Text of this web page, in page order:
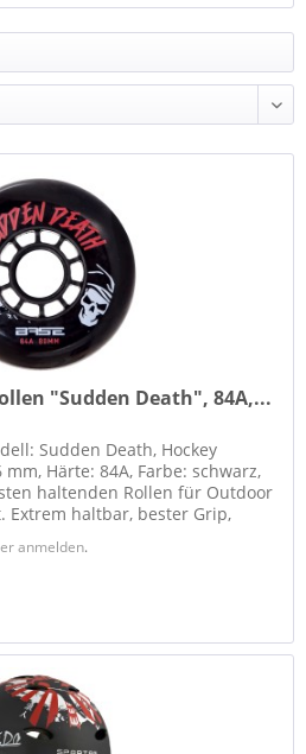
"Sudden Death", 84A,...
Sudden Death, Hockey
Härte: 84A, Farbe: schwarz,
haltenden Rollen für Outdoor
Extrem haltbar, bester Grip,
anmelden.